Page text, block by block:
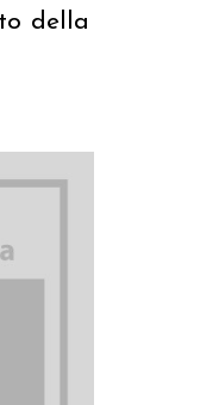
della